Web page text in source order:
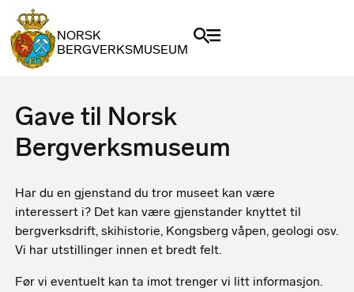
NORSK
BERGVERKSMUSEUM
Gave til Norsk
Bergverksmuseum
Har du en gjenstand du tror museet kan være
interessert i? Det kan være gjenstander knyttet til
bergverksdrift, skihistorie, Kongsberg våpen, geologi osv.
Vi har utstillinger innen et bredt felt.
Før vi eventuelt kan ta imot trenger vi litt informasjon.